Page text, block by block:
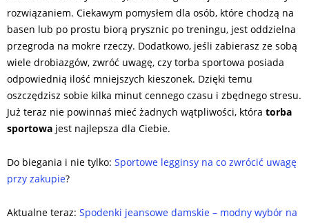
rozwiązaniem. Ciekawym pomysłem dla osób, które chodzą na
basen lub po prostu biorą prysznic po treningu, jest oddzielna
przegroda na mokre rzeczy. Dodatkowo, jeśli zabierasz ze sobą
wiele drobiazgów, zwróć uwagę, czy torba sportowa posiada
odpowiednią ilość mniejszych kieszonek. Dzięki temu
oszczędzisz sobie kilka minut cennego czasu i zbędnego stresu.
Już teraz nie powinnaś mieć żadnych wątpliwości, która torba
sportowa jest najlepsza dla Ciebie.
Do biegania i nie tylko: Sportowe legginsy na co zwrócić uwagę
przy zakupie?
Aktualne teraz: Spodenki jeansowe damskie – modny wybór na